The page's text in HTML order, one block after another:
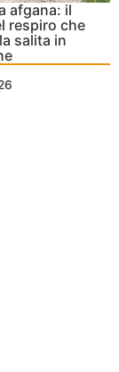
afgana: il
respiro che
salita in